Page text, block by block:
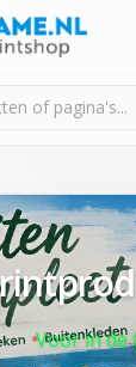
Voor in de